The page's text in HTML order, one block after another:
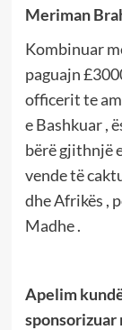
Meriman
Kombinuar
paguajn
officerit te
e Bashkuar ,
bërë gjithnjë
vende të
dhe Afrikës ,
Madhe .
Apelim
sponsorizuar